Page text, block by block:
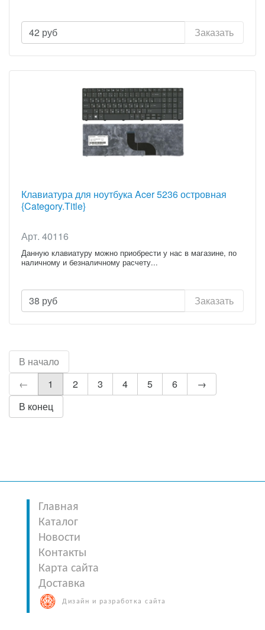
42 руб Заказать
Клавиатура для ноутбука Acer 5236 островная
{Category.Title}
Арт. 40116
Данную клавиатуру можно приобрести у нас в магазине, по
наличному и безналичному расчету...
38 руб Заказать
В начало
←
1 2 3 4 5 6
→
В конец
Главная
Каталог
Новости
Контакты
Карта сайта
Доставка
Дизайн и разработка сайта